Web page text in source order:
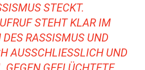
STECKT.
STEHT KLAR IM
DES RASSISMUS UND
AUSSCHLIESSLICH UND P